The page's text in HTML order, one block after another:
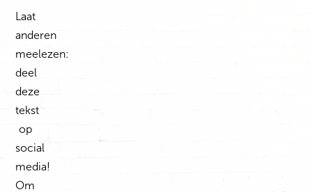
Laat
anderen
meelezen:
deel
deze
tekst
op
social
media!
Om